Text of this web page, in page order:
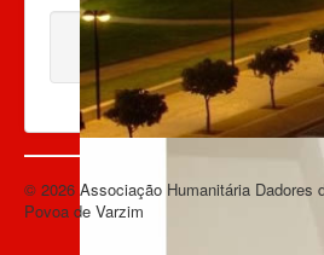
© 2026 Associação Humanitária Dadores
Povoa de Varzim